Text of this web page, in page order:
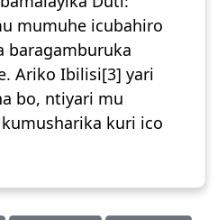
mumuhe icubahiro
baragamburuka
Ariko Ibilisi[3] yari
bo, ntiyari mu
kuri ico